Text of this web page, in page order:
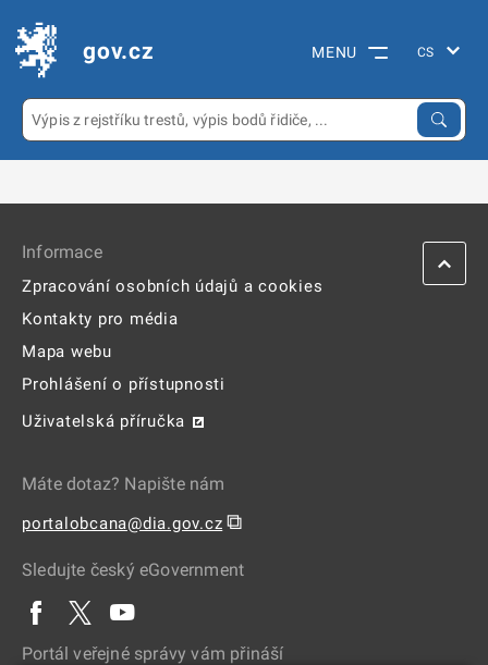
gov.cz MENU
Informace
Zpracování osobních údajů a cookies
Kontakty pro média
Mapa webu
Prohlášení o přístupnosti
Uživatelská příručka
Máte dotaz? Napište nám
portalobcana@dia.gov.cz ⧉
Sledujte český eGovernment
Portál veřejné správy vám přináší